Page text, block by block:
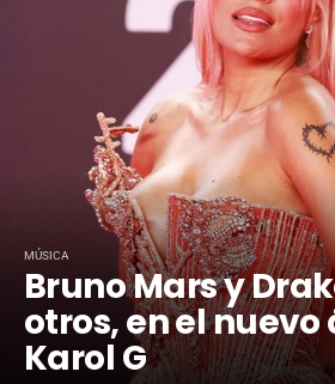
MÚSICA
Bruno Mars y
otros, en el
Karol G